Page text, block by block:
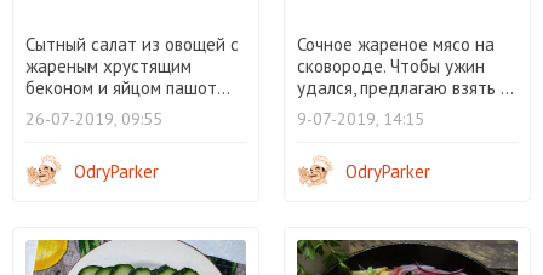
Сытный салат из овощей с
жареным хрустящим
беконом и яйцом пашот...
26-07-2019, 09:55
OdryParker
Сочное жареное мясо на
сковороде. Чтобы ужин
удался, предлагаю взять ...
9-07-2019, 14:15
OdryParker